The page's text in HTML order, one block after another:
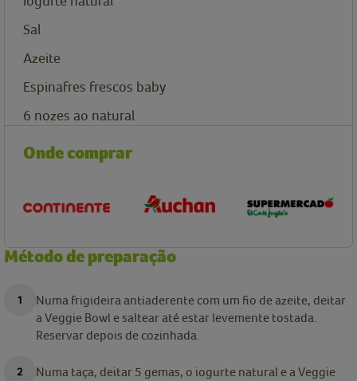
Sal
Azeite
Espinafres frescos baby
6 nozes ao natural
Onde comprar
Método de preparação
Numa frigideira antiaderente com um fio de azeite, deitar
a Veggie Bowl e saltear até estar levemente tostada.
Reservar depois de cozinhada.
Numa taça, deitar 5 gemas, o iogurte natural e a Veggie